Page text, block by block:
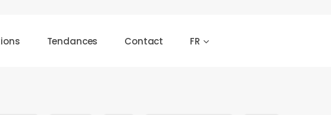
Tendances Contact FR